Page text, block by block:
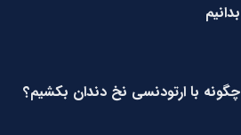
بدانیم
چگونه با ارتودنسی نخ دندان بکشیم؟